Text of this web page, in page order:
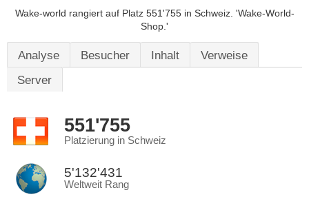
Wake-world rangiert auf Platz 551'755 in Schweiz. 'Wake-World-
Shop.'
Analyse Besucher Inhalt
Verweise
Server
551'755
Platzierung in Schweiz
5'132'431
Weltweit Rang